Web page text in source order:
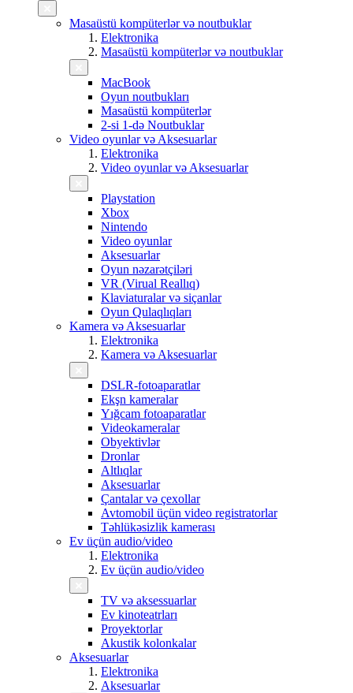
Masaüstü kompüterlər və noutbuklar
Elektronika
Masaüstü kompüterlər və noutbuklar
MacBook
Oyun noutbukları
Masaüstü kompüterlər
2-si 1-də Noutbuklar
Video oyunlar və Aksesuarlar
Elektronika
Video oyunlar və Aksesuarlar
Playstation
Xbox
Nintendo
Video oyunlar
Aksesuarlar
Oyun nəzarətçiləri
VR (Virual Reallıq)
Klaviaturalar və siçanlar
Oyun Qulaqlıqları
Kamera və Aksesuarlar
Elektronika
Kamera və Aksesuarlar
DSLR-fotoaparatlar
Ekşn kameralar
Yığcam fotoaparatlar
Videokameralar
Obyektivlər
Dronlar
Altlıqlar
Aksesuarlar
Çantalar və çexollar
Avtomobil üçün video registratorlar
Təhlükəsizlik kamerası
Ev üçün audio/video
Elektronika
Ev üçün audio/video
TV və aksessuarlar
Ev kinoteatrları
Proyektorlar
Akustik kolonkalar
Aksesuarlar
Elektronika
Aksesuarlar